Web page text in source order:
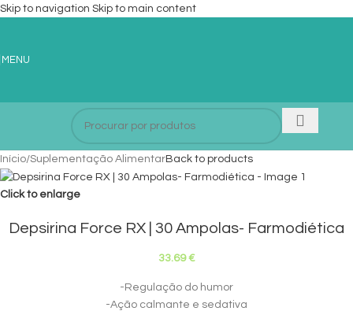
Skip to navigation Skip to main content
MENU
Início/Suplementação AlimentarBack to products
Click to enlarge
Depsirina Force RX | 30 Ampolas- Farmodiética
33.69€
-Regulação do humor
-Ação calmante e sedativa